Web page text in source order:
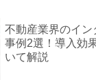
不動産業界のイ
事例2選！導入効
いて解説